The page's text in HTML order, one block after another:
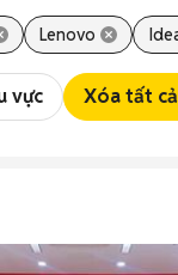
Lenovo
vực Xóa tất